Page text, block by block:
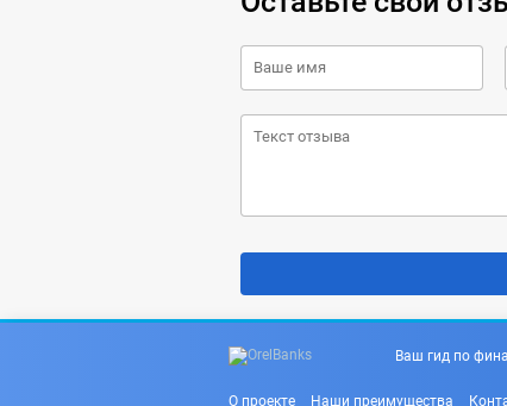
Ваш гид по
О проекте Наши преимущества